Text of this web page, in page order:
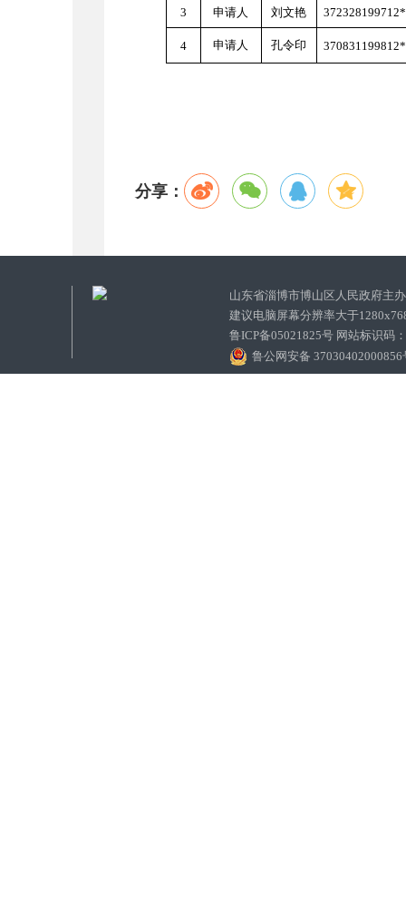
3 申请人 刘文艳
4 申请人 孔令印
分享：
山东省淄博市博山区人民政府
建议电脑屏幕分辨率大于
鲁ICP备05021825号 网站标识码
鲁公网安备 37030402000856